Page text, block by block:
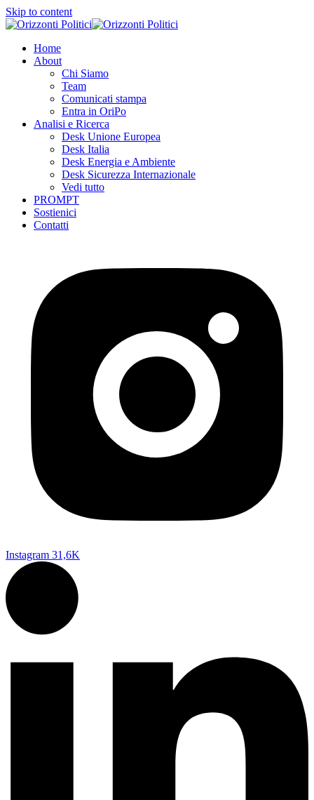
Skip to content
Home
About
Chi Siamo
Team
Comunicati stampa
Entra in OriPo
Analisi e Ricerca
Desk Unione Europea
Desk Italia
Desk Energia e Ambiente
Desk Sicurezza Internazionale
Vedi tutto
PROMPT
Sostienici
Contatti
Instagram 31,6K